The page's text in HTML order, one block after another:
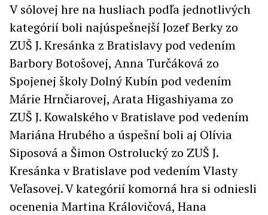
V sólovej hre na husliach podľa jednotlivých
kategórií boli najúspešnejší Jozef Berky zo
ZUŠ J. Kresánka z Bratislavy pod vedením
Barbory Botošovej, Anna Turčáková zo
Spojenej školy Dolný Kubín pod vedením
Márie Hrnčiarovej, Arata Higashiyama zo
ZUŠ J. Kowalského v Bratislave pod vedením
Mariána Hrubého a úspešní boli aj Olívia
Siposová a Šimon Ostrolucký zo ZUŠ J.
Kresánka v Bratislave pod vedením Vlasty
Veľasovej. V kategórií komorná hra si odniesli
ocenenia Martina Královičová, Hana